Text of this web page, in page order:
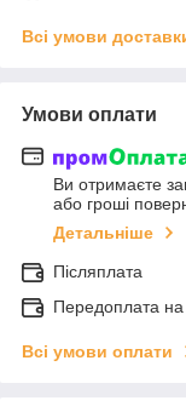
Всі умови
Умови оплати
Ви отримаєте
або гроші
Детальніше
Післяплата
Передоплата
Всі умови оплати